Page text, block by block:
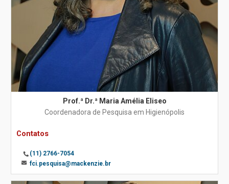
Prof.ª Dr.ª Maria Amélia Eliseo
Coordenadora de Pesquisa em Higienópolis
Contatos
(11) 2766-7054
fci.pesquisa@mackenzie.br